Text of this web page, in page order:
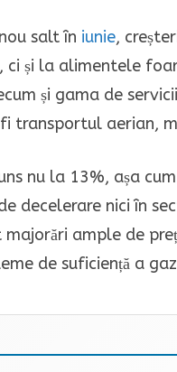
salt în iunie,
ci și la alimentele
și gama de
transportul aerian,
nu la 13%, așa
decelerare nici în
majorări ample de
de suficiență a